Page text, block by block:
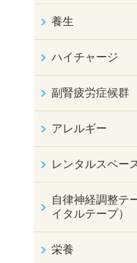
養生
ハイチャージ
副腎疲労症候群
アレルギー
レンタルスペー
自律神経調整テ
イタルテープ）
栄養